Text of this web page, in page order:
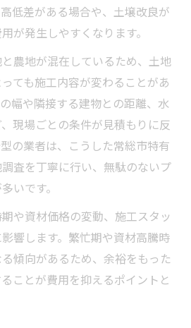
す工事依頼のポイント
積もりで比較すべき重要項
工事相見積もりの取り方とは
見積もりを依頼する流れ
もりで納得感を得るコツ
ごとの提案内容の違いに注目
える外構プランの考え方
想を実現するプラン作成術
要項目を整理して無駄を省く
低差がある場合や、土壌改良が
が発生しやすくなります。
農地が混在しているため、土地
ても施工内容が変わることがあ
幅や隣接する建物との距離、水
現場ごとの条件が見積もりに反
の業者は、こうした常総市特有
査を丁寧に行い、無駄のないプ
いです。
や資材価格の変動、施工スタッ
響します。繁忙期や資材高騰時
傾向があるため、余裕をもった
ことが費用を抑えるポイントと